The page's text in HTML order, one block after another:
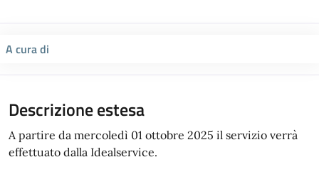
A cura di
Descrizione estesa
A partire da mercoledì 01 ottobre 2025 il servizio verrà
effettuato dalla Idealservice.